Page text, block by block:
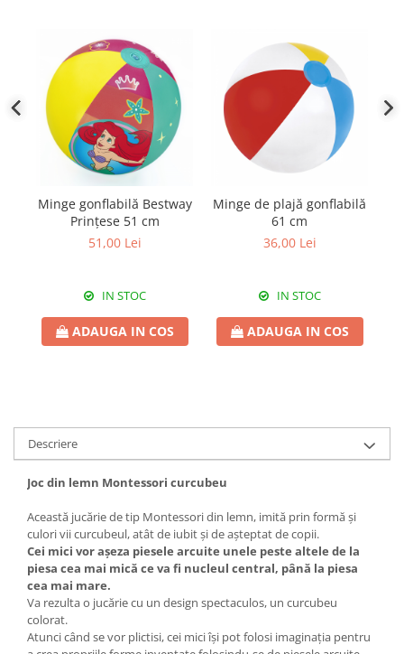
Minge gonflabilă Bestway
Prințese 51 cm
51,00 Lei
IN STOC
ADAUGA IN COS
Minge de plajă gonflabilă
61 cm
36,00 Lei
IN STOC
ADAUGA IN COS
Descriere
Joc din lemn Montessori curcubeu
Această jucărie de tip Montessori din lemn, imită prin formă și
culori vii curcubeul, atât de iubit și de așteptat de copii.
Cei mici vor așeza piesele arcuite unele peste altele de la
piesa cea mai mică ce va fi nucleul central, până la piesa
cea mai mare.
Va rezulta o jucărie cu un design spectaculos, un curcubeu
colorat.
Atunci când se vor plictisi, cei mici își pot folosi imaginația pentru